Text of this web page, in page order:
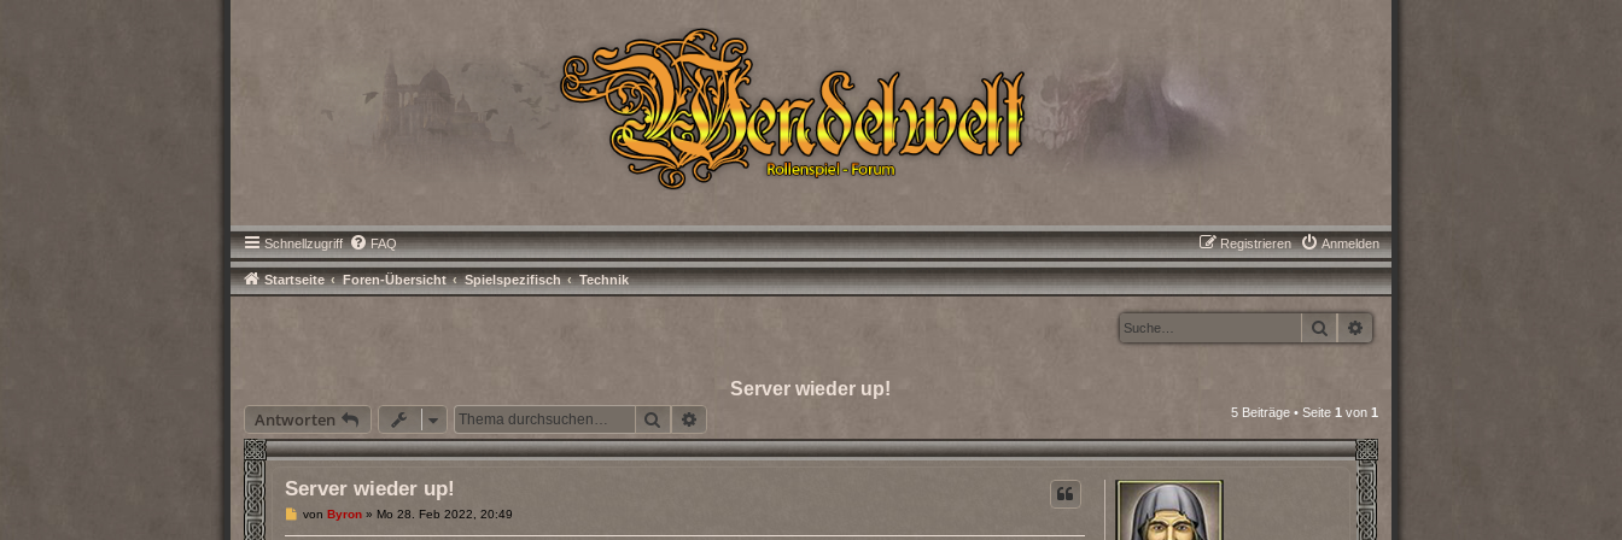
Schnellzugriff FAQ Anmelden
Registrieren
Startseite Foren-Übersicht Spielspezifisch Technik
Suche
Server wieder up!
Antworten Suche 5 Beiträge • Seite1 von1
Server wieder up!
BvonByron »Mo 28. Feb 2022, 20:49